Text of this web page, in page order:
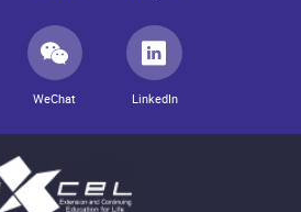
WeChat LinkedIn